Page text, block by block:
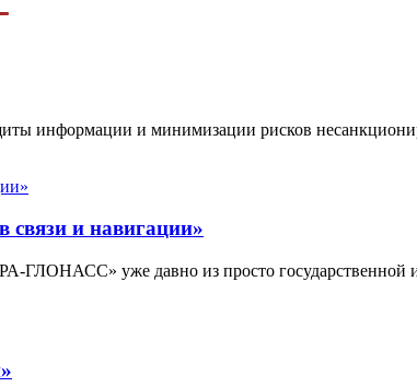
информации и минимизации рисков
связи и навигации»
ГЛОНАСС» уже давно из просто